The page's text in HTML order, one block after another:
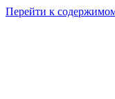
Перейти к